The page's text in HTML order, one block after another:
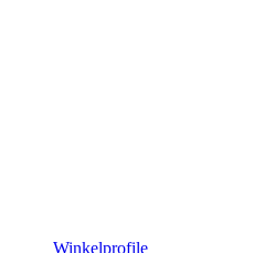
Winkelprofile